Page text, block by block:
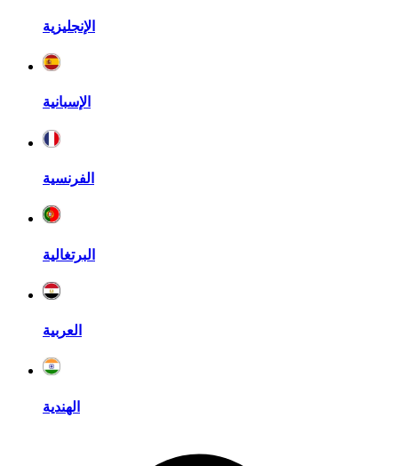
الإنجليزية
الإسبانية
الفرنسية
البرتغالية
العربية
الهندية